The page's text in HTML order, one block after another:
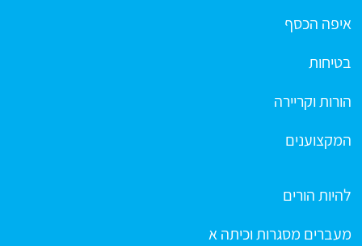
איפה הכסף
בטיחות
הורות וקריירה
המקצוענים
להיות הורים
מעברים מסגרות וכיתה א